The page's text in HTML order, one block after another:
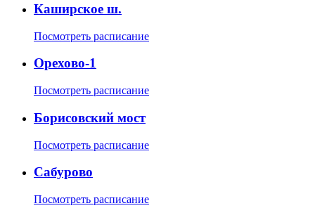
Каширское ш.
Посмотреть расписание
Орехово-1
Посмотреть расписание
Борисовский мост
Посмотреть расписание
Сабурово
Посмотреть расписание